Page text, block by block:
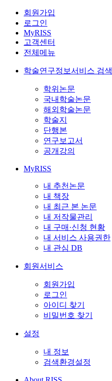
회원가입
로그인
MyRISS
고객센터
전체메뉴
학술연구정보서비스 검색
학위논문
국내학술논문
해외학술논문
학술지
단행본
연구보고서
공개강의
MyRISS
내 추천논문
내 책장
내 최근 본 논문
내 저작물관리
내 구매·신청 현황
내 서비스 사용권한
내 관심 DB
회원서비스
회원가입
로그인
아이디 찾기
비밀번호 찾기
설정
내 정보
검색환경설정